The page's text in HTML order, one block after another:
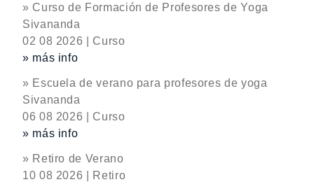
» Curso de Formación de Profesores de Yoga
Sivananda
02 08 2026 | Curso
» más info
» Escuela de verano para profesores de yoga
Sivananda
06 08 2026 | Curso
» más info
» Retiro de Verano
10 08 2026 | Retiro